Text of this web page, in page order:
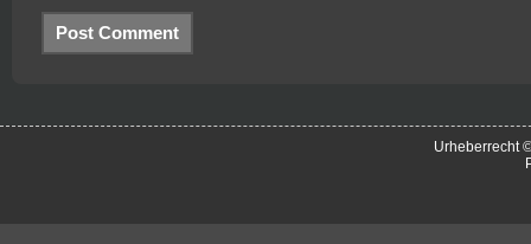
Urheberrecht